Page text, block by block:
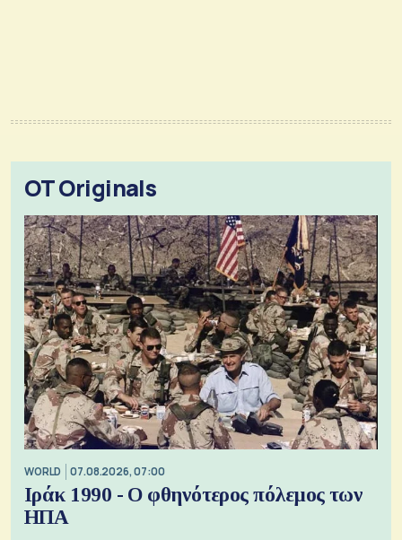
OT Originals
WORLD 07.08.2026, 07:00
Ιράκ 1990 - Ο φθηνότερος πόλεμος των
ΗΠΑ